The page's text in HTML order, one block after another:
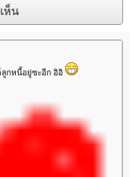
กหนี้อยู่ซะอีก อิอิ